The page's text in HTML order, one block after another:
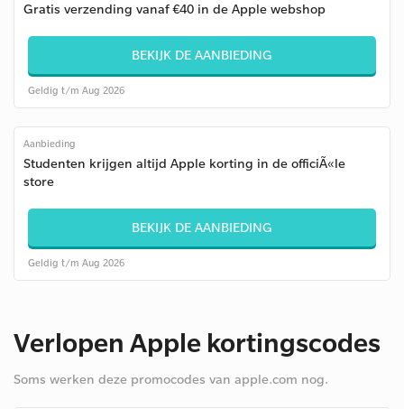
Gratis verzending vanaf €40 in de Apple webshop
BEKIJK DE AANBIEDING
Geldig t/m Aug 2026
Aanbieding
Studenten krijgen altijd Apple korting in de officiÃ«le
store
BEKIJK DE AANBIEDING
Geldig t/m Aug 2026
Verlopen Apple kortingscodes
Soms werken deze promocodes van apple.com nog.